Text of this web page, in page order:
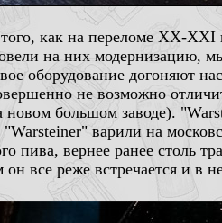
как на переломе XX-XXI
на них модернизацию,
оборудование догоняют
не возможно
большом заводе).
варили на
пива, вернее ранее столь
все реже встречается и в